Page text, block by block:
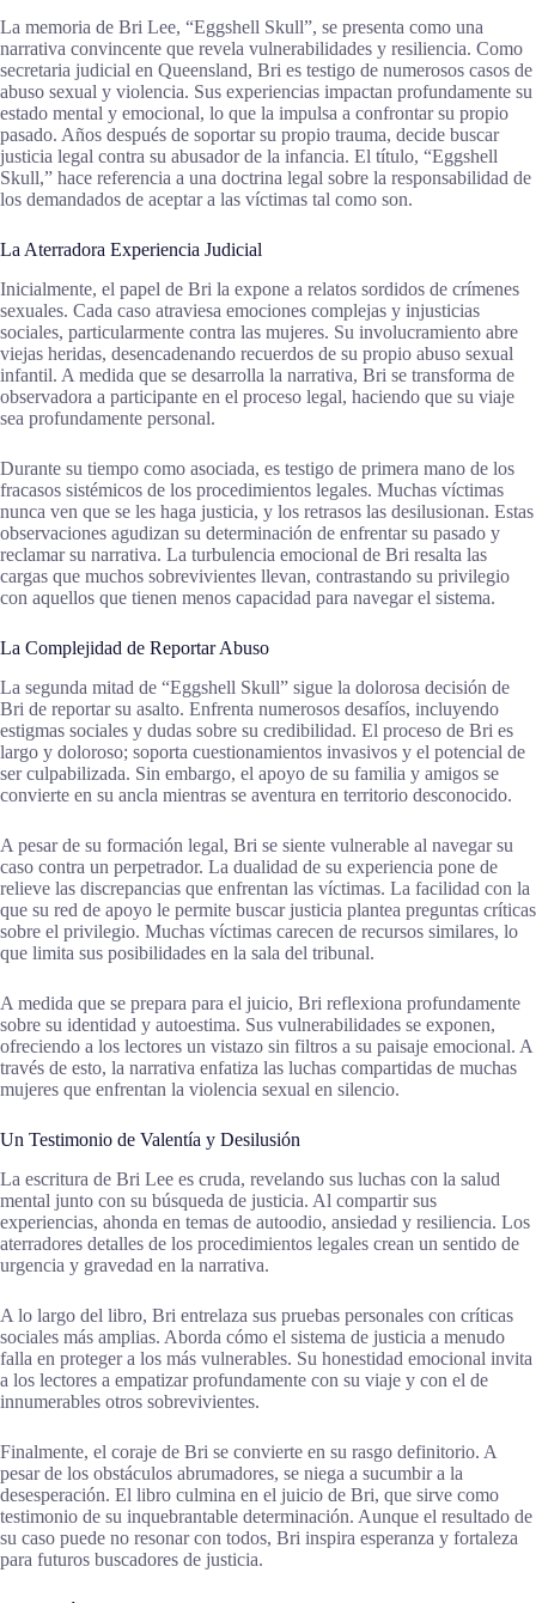
La memoria de Bri Lee, “Eggshell Skull”, se presenta como una
narrativa convincente que revela vulnerabilidades y resiliencia. Como
secretaria judicial en Queensland, Bri es testigo de numerosos casos de
abuso sexual y violencia. Sus experiencias impactan profundamente su
estado mental y emocional, lo que la impulsa a confrontar su propio
pasado. Años después de soportar su propio trauma, decide buscar
justicia legal contra su abusador de la infancia. El título, “Eggshell
Skull,” hace referencia a una doctrina legal sobre la responsabilidad de
los demandados de aceptar a las víctimas tal como son.
La Aterradora Experiencia Judicial
Inicialmente, el papel de Bri la expone a relatos sordidos de crímenes
sexuales. Cada caso atraviesa emociones complejas y injusticias
sociales, particularmente contra las mujeres. Su involucramiento abre
viejas heridas, desencadenando recuerdos de su propio abuso sexual
infantil. A medida que se desarrolla la narrativa, Bri se transforma de
observadora a participante en el proceso legal, haciendo que su viaje
sea profundamente personal.
Durante su tiempo como asociada, es testigo de primera mano de los
fracasos sistémicos de los procedimientos legales. Muchas víctimas
nunca ven que se les haga justicia, y los retrasos las desilusionan. Estas
observaciones agudizan su determinación de enfrentar su pasado y
reclamar su narrativa. La turbulencia emocional de Bri resalta las
cargas que muchos sobrevivientes llevan, contrastando su privilegio
con aquellos que tienen menos capacidad para navegar el sistema.
La Complejidad de Reportar Abuso
La segunda mitad de “Eggshell Skull” sigue la dolorosa decisión de
Bri de reportar su asalto. Enfrenta numerosos desafíos, incluyendo
estigmas sociales y dudas sobre su credibilidad. El proceso de Bri es
largo y doloroso; soporta cuestionamientos invasivos y el potencial de
ser culpabilizada. Sin embargo, el apoyo de su familia y amigos se
convierte en su ancla mientras se aventura en territorio desconocido.
A pesar de su formación legal, Bri se siente vulnerable al navegar su
caso contra un perpetrador. La dualidad de su experiencia pone de
relieve las discrepancias que enfrentan las víctimas. La facilidad con la
que su red de apoyo le permite buscar justicia plantea preguntas críticas
sobre el privilegio. Muchas víctimas carecen de recursos similares, lo
que limita sus posibilidades en la sala del tribunal.
A medida que se prepara para el juicio, Bri reflexiona profundamente
sobre su identidad y autoestima. Sus vulnerabilidades se exponen,
ofreciendo a los lectores un vistazo sin filtros a su paisaje emocional. A
través de esto, la narrativa enfatiza las luchas compartidas de muchas
mujeres que enfrentan la violencia sexual en silencio.
Un Testimonio de Valentía y Desilusión
La escritura de Bri Lee es cruda, revelando sus luchas con la salud
mental junto con su búsqueda de justicia. Al compartir sus
experiencias, ahonda en temas de autoodio, ansiedad y resiliencia. Los
aterradores detalles de los procedimientos legales crean un sentido de
urgencia y gravedad en la narrativa.
A lo largo del libro, Bri entrelaza sus pruebas personales con críticas
sociales más amplias. Aborda cómo el sistema de justicia a menudo
falla en proteger a los más vulnerables. Su honestidad emocional invita
a los lectores a empatizar profundamente con su viaje y con el de
innumerables otros sobrevivientes.
Finalmente, el coraje de Bri se convierte en su rasgo definitorio. A
pesar de los obstáculos abrumadores, se niega a sucumbir a la
desesperación. El libro culmina en el juicio de Bri, que sirve como
testimonio de su inquebrantable determinación. Aunque el resultado de
su caso puede no resonar con todos, Bri inspira esperanza y fortaleza
para futuros buscadores de justicia.